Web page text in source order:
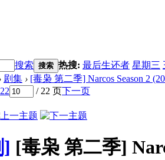
搜索 搜索 热搜: 最后生还者 星期三
剧集 › [毒枭 第二季] Narcos Season 2
/ 22 页下一页
] [毒枭 第二季]